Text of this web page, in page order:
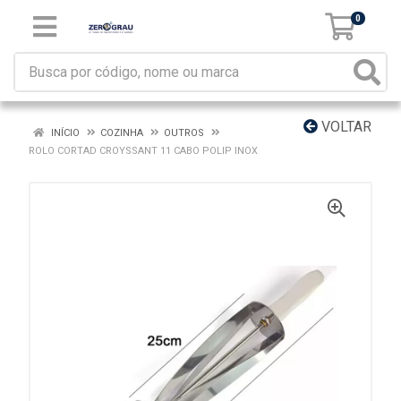
0
VOLTAR
INÍCIO COZINHA
OUTROS
ROLO CORTAD CROYSSANT 11 CABO POLIP INOX